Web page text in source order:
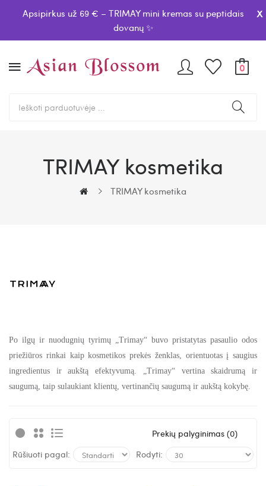
Apsipirkus už 69 € – TRIMAY mini kremas su peptidais
dovanų ✨
x
0
TRIMAY kosmetika
TRIMAY kosmetika
Po ilgų ir nuodugnių tyrimų „Trimay“ buvo pristatytas pasaulio odos
priežiūros rinkai kaip kosmetikos prekės ženklas, orientuotas į saugius
ingredientus ir aukštą efektyvumą. „Trimay“ vertina skaidrumą ir
saugumą, taip sulaukiant klientų, vertinančių saugumą ir aukštą kokybę.
Prekių palyginimas (0)
Rūšiuoti pagal:
Rodyti: